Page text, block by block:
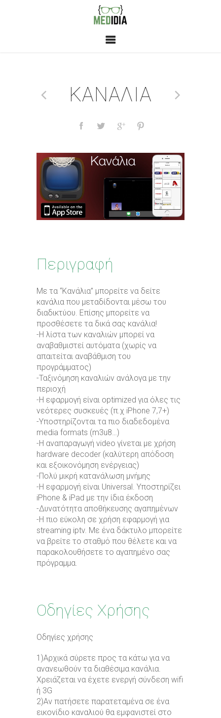
ΚΑΝΑΛΙΑ
Περιγραφή
Με τα “Κανάλια” μπορείτε να δείτε
κανάλια που μεταδίδονται μέσω του
διαδικτύου. Επίσης μπορείτε να
προσθέσετε τα δικά σας κανάλια!
-Η λίστα των καναλιών μπορεί να
αναβαθμιστεί αυτόματα (χωρίς να
απαιτείται αναβάθμιση του
προγράμματος)
-Ταξινόμηση καναλιών ανάλογα με την
περιοχή
-Η εφαρμογή είναι optimized για όλες τις
νεότερες συσκευές (π.χ iPhone 7,7+)
-Υποστηρίζονται τα πιο διαδεδομένα
media formats (m3u8…)
-Η αναπαραγωγή video γίνεται με χρήση
hardware decoder (καλύτερη απόδοση
και εξοικονόμηση ενέργειας)
-Πολύ μικρή κατανάλωση μνήμης
-Η εφαρμογή είναι Universal. Υποστηρίζει
iPhone & iPad με την ίδια έκδοση
-Δυνατότητα αποθήκευσης αγαπημένων
-Η πιο εύκολη σε χρήση εφαρμογή για
streaming iptv. Με ένα δάκτυλο μπορείτε
να βρείτε το σταθμό που θέλετε και να
παρακολουθήσετε το αγαπημένο σας
πρόγραμμα.
Οδηγίες Χρήσης
Οδηγίες χρήσης
1)Αρχικά σύρετε προς τα κάτω για να
ανανεωθούν τα διαθέσιμα κανάλια.
Χρειάζεται να έχετε ενεργή σύνδεση wifi
ή 3G
2)Αν πατήσετε παρατεταμένα σε ένα
εικονίδιο καναλιού θα εμφανιστεί στο